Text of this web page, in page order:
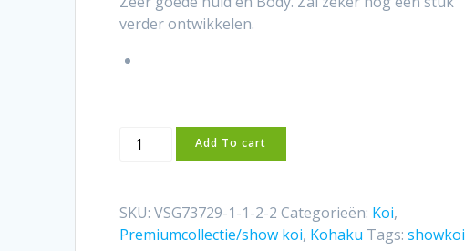
verder ontwikkelen.
Nogami
(2025)
aantal
Add To cart
SKU:VSG73729-1-1-2-2 Categorieën: Koi,
Premiumcollectie/show koi, Kohaku Tags:showkoi